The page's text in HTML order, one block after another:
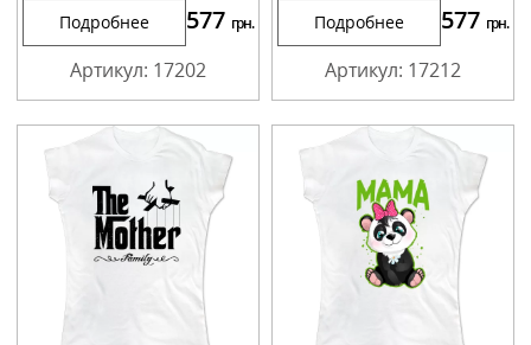
Подробнее 577 грн.
Артикул: 17202
Подробнее 577 грн.
Артикул: 17212